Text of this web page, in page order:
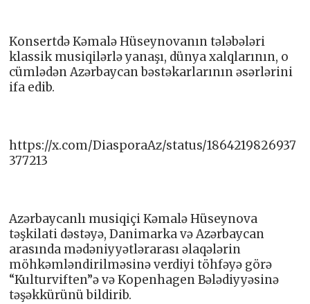
Konsertdə Kəmalə Hüseynovanın tələbələri
klassik musiqilərlə yanaşı, dünya xalqlarının, o
cümlədən Azərbaycan bəstəkarlarının əsərlərini
ifa edib.
https://x.com/DiasporaAz/status/1864219826937
377213
Azərbaycanlı musiqiçi Kəmalə Hüseynova
təşkilati dəstəyə, Danimarka və Azərbaycan
arasında mədəniyyətlərarası əlaqələrin
möhkəmləndirilməsinə verdiyi töhfəyə görə
“Kulturviften”ə və Kopenhagen Bələdiyyəsinə
təşəkkürünü bildirib.